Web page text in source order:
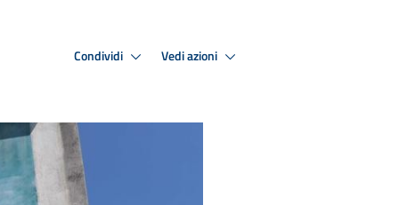
Condividi Vedi azioni